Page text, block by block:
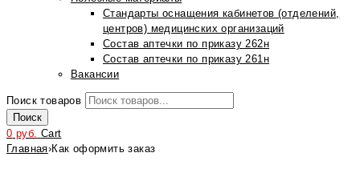
Стандарты оснащения кабинетов (отделений,
центров) медицинских организаций
Состав аптечки по приказу 262н
Состав аптечки по приказу 261н
Вакансии
Поиск товаров
Поиск
0 руб. Cart
Главная›Как оформить заказ